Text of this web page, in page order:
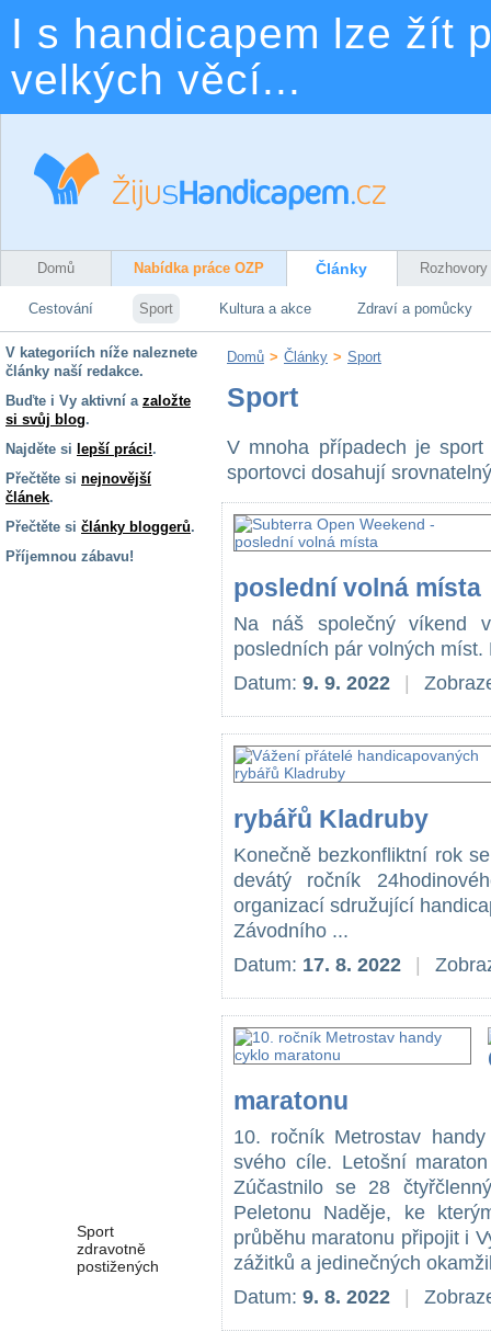
I s handicapem lze žít
velkých věcí...
Domů Nabídka práce OZP Články Rozhovory
Cestování Sport Kultura a akce Zdraví a pomůcky
V kategoriích níže naleznete
články naší redakce.
Buďte i Vy aktivní a založte
si svůj blog.
Najděte si lepší práci!.
Přečtěte si nejnovější
článek.
Přečtěte si články bloggerů.
Příjemnou zábavu!
Sport
zdravotně
postižených
Domů > Články > Sport
Sport
V mnoha případech je
sportovci dosahují
poslední volná místa
Na náš společný víkend
posledních pár volných
Datum: 9. 9. 2022
rybářů Kladruby
Konečně bezkonfliktní rok
devátý ročník
organizací sdružující
Závodního ...
Datum: 17. 8. 2022
maratonu
10. ročník Metrostav
svého cíle. Letošní
Zúčastnilo se 28
Peletonu Naděje, ke
průběhu maratonu připojit i
zážitků a jedinečných
Datum: 9. 8. 2022